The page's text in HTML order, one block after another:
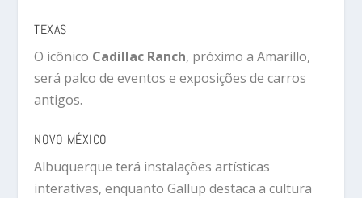
TEXAS
O icônico Cadillac Ranch, próximo aAmarillo,
será palco de eventos e exposições de carros
antigos.
NOVO MÉXICO
Albuquerque terá instalações artísticas
interativas, enquantoGallup destaca a cultura